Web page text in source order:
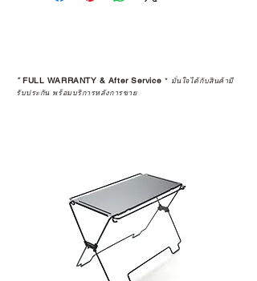
*FULL WARRANTY & After Service * มั่นใจได้กับสินค้ามี
รับประกัน พร้อมบริการหลังการขาย